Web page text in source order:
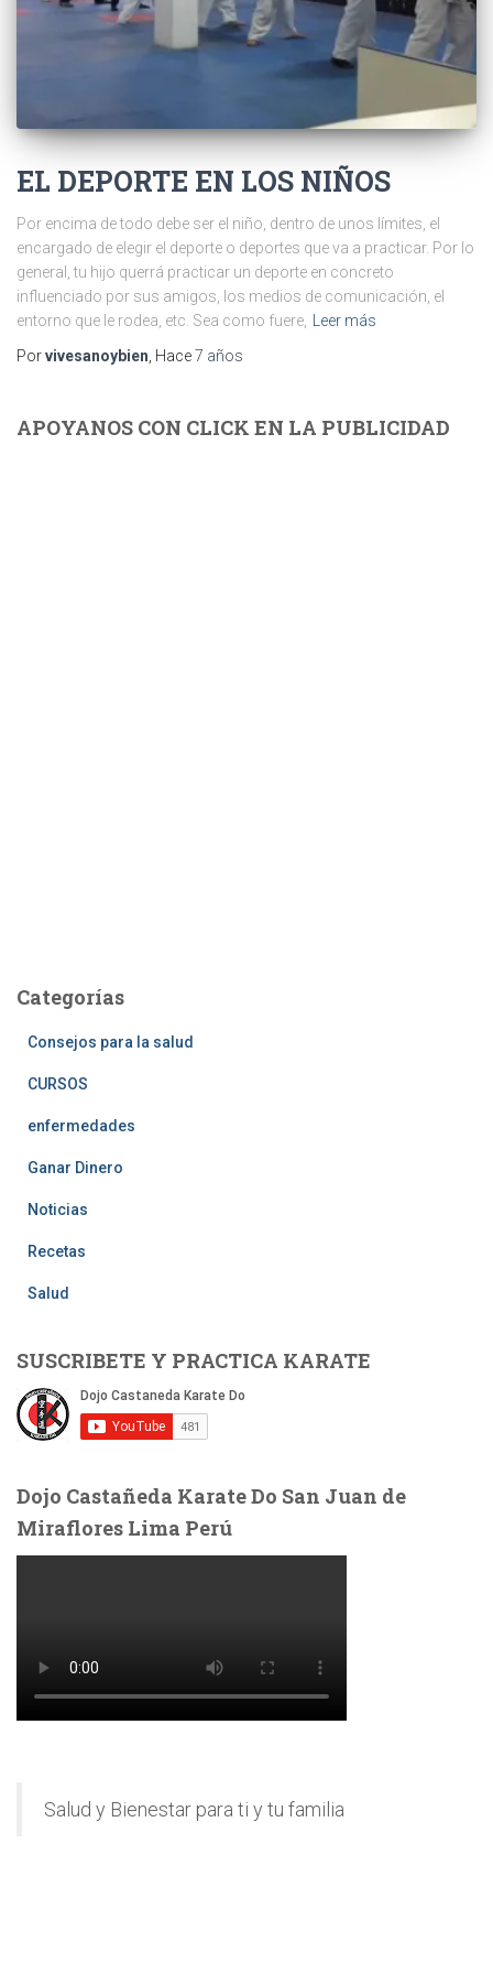
EL DEPORTE EN LOS NIÑOS
Por encima de todo debe ser el niño, dentro de unos límites, el
encargado de elegir el deporte o deportes que va a practicar. Por lo
general, tu hijo querrá practicar un deporte en concreto
influenciado por sus amigos, los medios de comunicación, el
entorno que le rodea, etc. Sea como fuere,
Leer más
Porvivesanoybien , Hace7 años
APOYANOS CON CLICK EN LA PUBLICIDAD
Categorías
Consejos para la salud
CURSOS
enfermedades
Ganar Dinero
Noticias
Recetas
Salud
SUSCRIBETE Y PRACTICA KARATE
Dojo Castañeda Karate Do San Juan de
Miraflores Lima Perú
Salud y Bienestar para ti y tu familia